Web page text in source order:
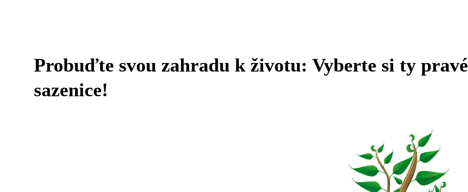
Probuďte svou zahradu k životu: Vyberte si ty pravé
sazenice!